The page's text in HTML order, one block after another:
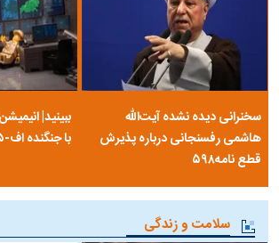
سخنرانی دیده نشده آیت‌الله
هاشمی رفسنجانی درباره پذیرش
قطع نامه۵۹۸
ببینید|
با جنگنده اف-۵
سلامت و زندگی